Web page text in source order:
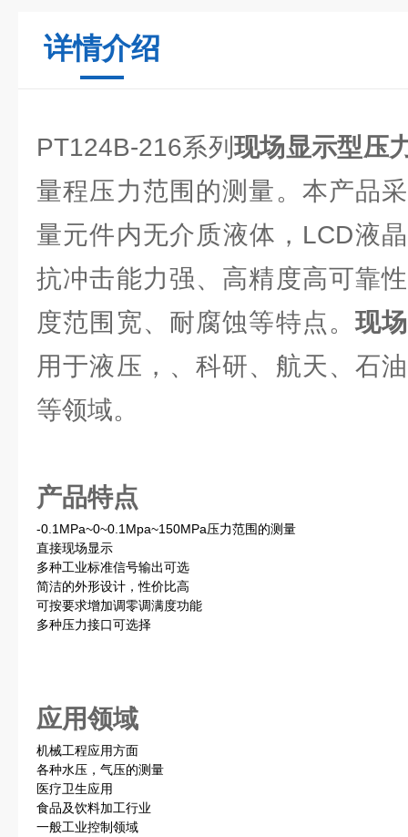
详情介绍
PT124B-216系列现场显示型压
量程压力范围的测量。本产品
量元件内无介质液体，LCD液
抗冲击能力强、高精度高可靠
度范围宽、耐腐蚀等特点。现
用于液压，、科研、航天、石
等领域。
产品特点
-0.1MPa~0~0.1Mpa~150MPa压力范围的测量
直接现场显示
多种工业标准信号输出可选
简洁的外形设计，性价比高
可按要求增加调零调满度功能
多种压力接口可选择
应用领域
机械工程应用方面
各种水压，气压的测量
医疗卫生应用
食品及饮料加工行业
一般工业控制领域